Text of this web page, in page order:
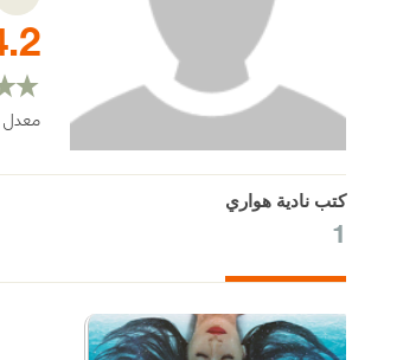
معدل
كتب نادية هواري
1